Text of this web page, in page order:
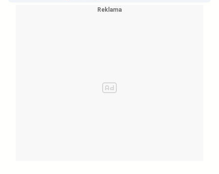
KATSEYE si dává pauzu od skupiny